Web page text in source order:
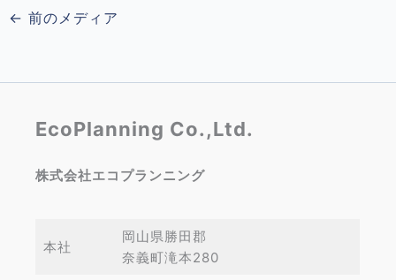
← 前のメディア
EcoPlanning Co.,Ltd.
株式会社エコプランニング
本社
岡山県勝田郡
奈義町滝本280